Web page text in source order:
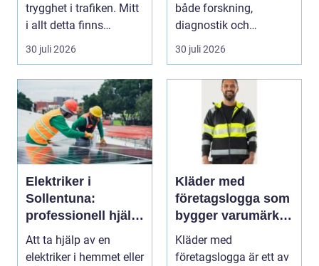
trygghet i trafiken. Mitt
i allt detta finns
riskutbild...
30 juli 2026
både forskning,
diagnostik och
veterinärmedicin. När
blod...
30 juli 2026
Elektriker i
Sollentuna:
professionell hjälp
när du behöver det
Att ta hjälp av en
elektriker i hemmet eller
Kläder med
företagslogga som
bygger varumärke i
vardagen
Kläder med
företagslogga är ett av